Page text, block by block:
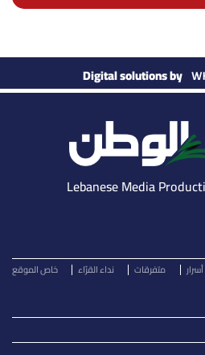
Digital solutions by
أسرار متفرقات نداء القرّاء خاص الموقع